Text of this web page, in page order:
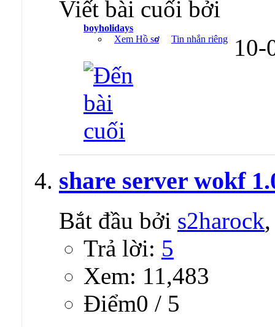
Viết bài cuối bởi
boyholidays
Xem Hồ sơ
Tin nhắn riêng
share server wokf
Bắt đầu bởi s2harock
Trả lời: 5
Xem: 11,483
Ðiểm0 / 5